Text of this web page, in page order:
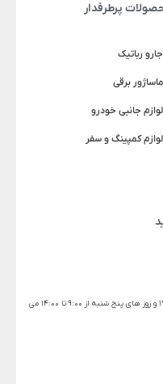
پرطرفدار
جارو رباتیک
ماساژور برقی
لوازم جانبی خودرو
لوازم کمپینگ و سفر
ساعت کاری شنبه تا چهار شنبه 9:00 تا 17:00 و روز های پنج شنبه از 9:00 تا 14:00 می